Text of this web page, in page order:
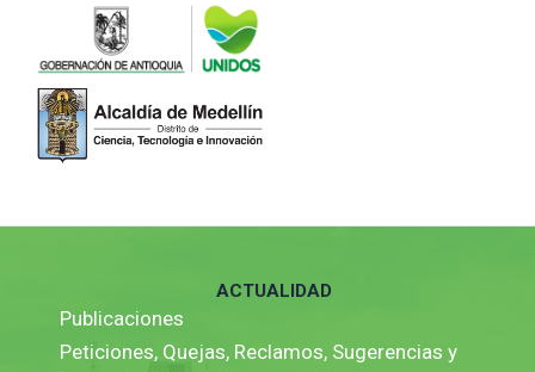
ACTUALIDAD
Publicaciones
Peticiones, Quejas, Reclamos, Sugerencias y